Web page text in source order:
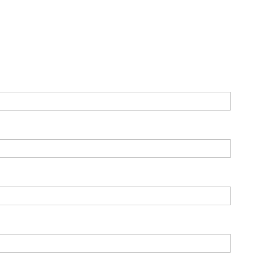
konform, werden nach GAMP5 Richtlinien entwickelt und
Mail
ERFAHREN